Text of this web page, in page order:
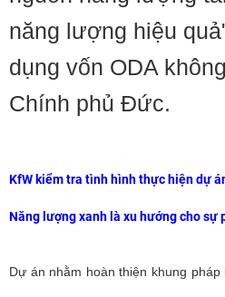
năng lượng hiệu
dụng vốn ODA
Chính phủ Đức.
KfW kiểm tra tình hình thực hiện dự
Năng lượng xanh là xu hướng cho sự
Dự án nhằm hoàn thiện khung